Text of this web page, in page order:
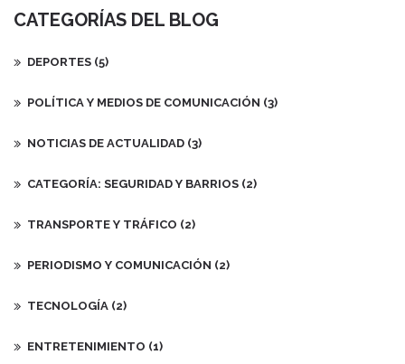
algunos impactos residuales.
CATEGORÍAS DEL BLOG
DEPORTES (5)
POLÍTICA Y MEDIOS DE COMUNICACIÓN (3)
NOTICIAS DE ACTUALIDAD (3)
CATEGORÍA: SEGURIDAD Y BARRIOS (2)
TRANSPORTE Y TRÁFICO (2)
PERIODISMO Y COMUNICACIÓN (2)
TECNOLOGÍA (2)
ENTRETENIMIENTO (1)